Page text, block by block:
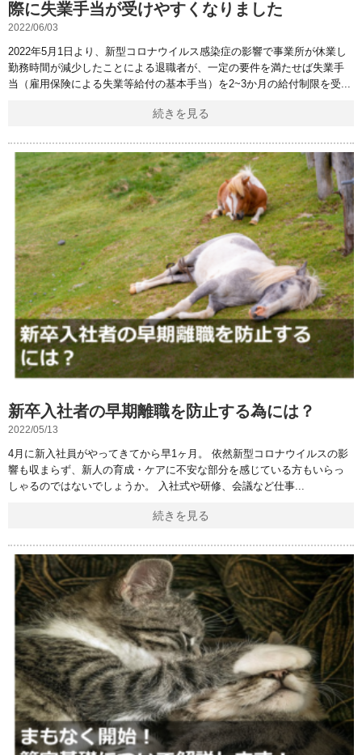
際に失業手当が受けやすくなりました
2022/06/03
2022年5月1日より、新型コロナウイルス感染症の影響で事業所が休業し
勤務時間が減少したことによる退職者が、一定の要件を満たせば失業手
当（雇用保険による失業等給付の基本手当）を2~3か月の給付制限を受
続きを見る
新卒入社者の早期離職を防止する為には？
2022/05/13
4月に新入社員がやってきてから早1ヶ月。 依然新型コロナウイルスの影
響も収まらず、新人の育成・ケアに不安な部分を感じている方もいらっ
しゃるのではないでしょうか。 入社式や研修、会議など仕事
続きを見る